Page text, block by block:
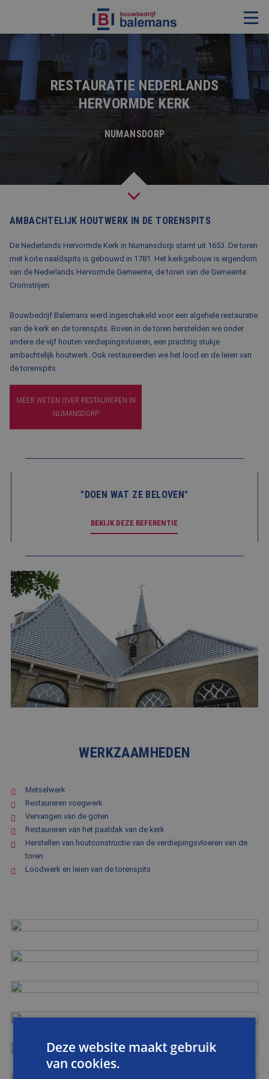
VERBOUWING & RENOVATIE
RESTAURATIE
KOZIJNEN & TIMMERWERK
KLEINERE WERKEN & ONDERHOUD
OVER ONS
PROJECTEN
NIEUWS
CONTACT
WERKEN BIJ BALEMANS
RESTAURATIE NEDERLANDS
HERVORMDE KERK
NUMANSDORP
AMBACHTELIJK HOUTWERK IN DE TORENSPITS
De Nederlands Hervormde Kerk in Numansdorp stamt uit 1653. De toren
met korte naaldspits is gebouwd in 1781. Het kerkgebouw is eigendom
van de Nederlands Hervormde Gemeente, de toren van de Gemeente
Cromstrijen.
Bouwbedrijf Balemans werd ingeschakeld voor een algehele restauratie
van de kerk en de torenspits. Boven in de toren herstelden we onder
andere de vijf houten verdiepingsvloeren, een prachtig stukje
ambachtelijk houtwerk. Ook restaureerden we het lood en de leien van
de torenspits.
MEER WETEN OVER RESTAUREREN IN
NUMANSDORP
"DOEN WAT ZE BELOVEN"
BEKIJK DEZE REFERENTIE
WERKZAAMHEDEN
Metselwerk
Restaureren voegwerk
Vervangen van de goten
Restaureren van het paaldak van de kerk
Herstellen van houtconstructie van de verdiepingsvloeren van de
toren
Loodwerk en leien van de torenspits
Deze website maakt gebruik
van cookies.